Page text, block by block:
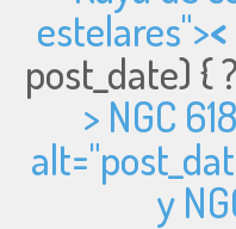
estelares"><
post_date) {
> NGC
alt="
y